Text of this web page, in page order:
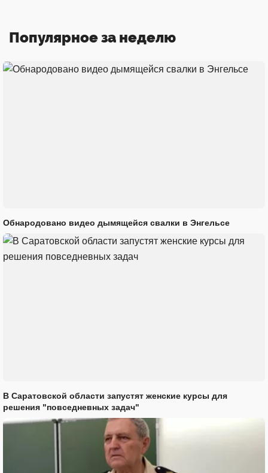
Популярное за неделю
Обнародовано видео дымящейся свалки в Энгельсе
В Саратовской области запустят женские курсы для
решения "повседневных задач"